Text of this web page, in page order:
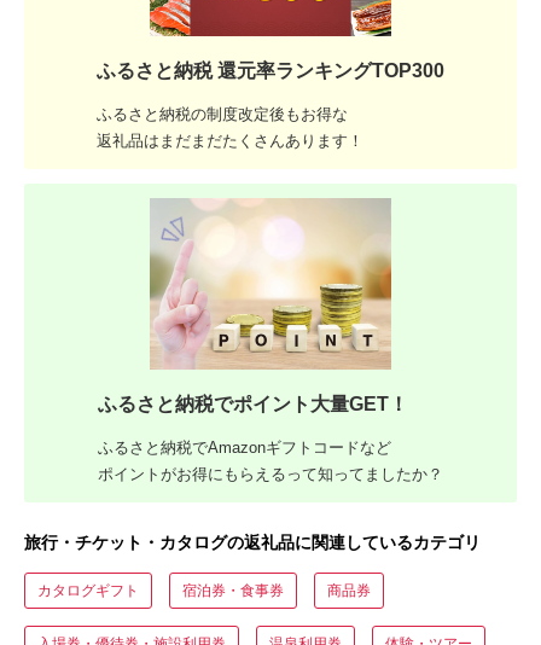
ふるさと納税 還元率ランキングTOP300
ふるさと納税の制度改定後もお得な
返礼品はまだまだたくさんあります！
ふるさと納税でポイント大量GET！
ふるさと納税でAmazonギフトコードなど
ポイントがお得にもらえるって知ってましたか？
旅行・チケット・カタログの返礼品に関連しているカテゴリ
カタログギフト 宿泊券・食事券 商品券